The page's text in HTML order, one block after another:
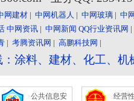
网建材 | 中网机器人 | 中网玻璃 | 中
中网资讯 | 中网新闻 QQ行业资讯网
| 考腾资讯网 | 高鹏科技网 |
涂料、建材、化工、
公共信息安
经营